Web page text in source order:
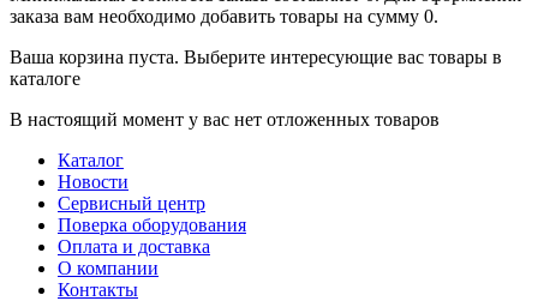
заказа вам необходимо добавить товары на сумму 0.
Ваша корзина пуста. Выберите интересующие вас товары в
каталоге
В настоящий момент у вас нет отложенных товаров
Каталог
Новости
Сервисный центр
Поверка оборудования
Оплата и доставка
О компании
Контакты